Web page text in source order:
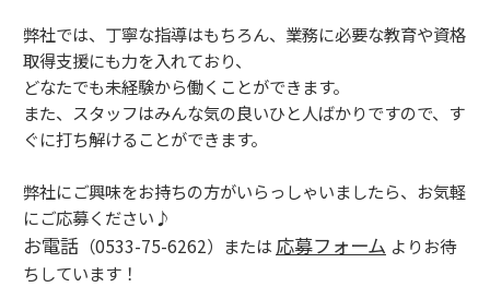
弊社では、丁寧な指導はもちろん、業務に必要な教育や資格
取得支援にも力を入れており、
どなたでも未経験から働くことができます。
また、スタッフはみんな気の良いひと人ばかりですので、す
ぐに打ち解けることができます。
弊社にご興味をお持ちの方がいらっしゃいましたら、お気軽
にご応募ください♪
お電話 （0533-75-6262）または 応募フォーム よりお待
ちしています！